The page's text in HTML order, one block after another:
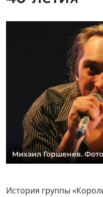
Михаил Горшенев.
История группы